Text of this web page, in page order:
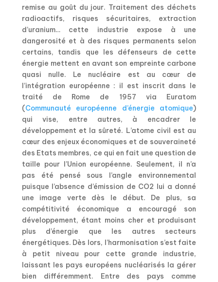
remise au goût du jour. Traitement des déchets
radioactifs, risques sécuritaires, extraction
d’uranium… cette industrie expose à une
dangerosité et à des risques permanents selon
certains, tandis que les défenseurs de cette
énergie mettent en avant son empreinte carbone
quasi nulle. Le nucléaire est au cœur de
l’intégration européenne : il est inscrit dans le
traité de Rome de 1957 via Euratom
(Communauté européenne d’énergie atomique)
qui vise, entre autres, à encadrer le
développement et la sûreté. L’atome civil est au
cœur des enjeux économiques et de souveraineté
des Etats membres, ce qui en fait une question de
taille pour l’Union européenne. Seulement, il n’a
pas été pensé sous l’angle environnemental
puisque l’absence d’émission de CO2 lui a donné
une image verte dès le début. De plus, sa
compétitivité économique a encouragé son
développement, étant moins cher et produisant
plus d’énergie que les autres secteurs
énergétiques. Dès lors, l’harmonisation s’est faite
à petit niveau pour cette grande industrie,
laissant les pays européens nucléarisés la gérer
bien différemment. Entre des pays comme